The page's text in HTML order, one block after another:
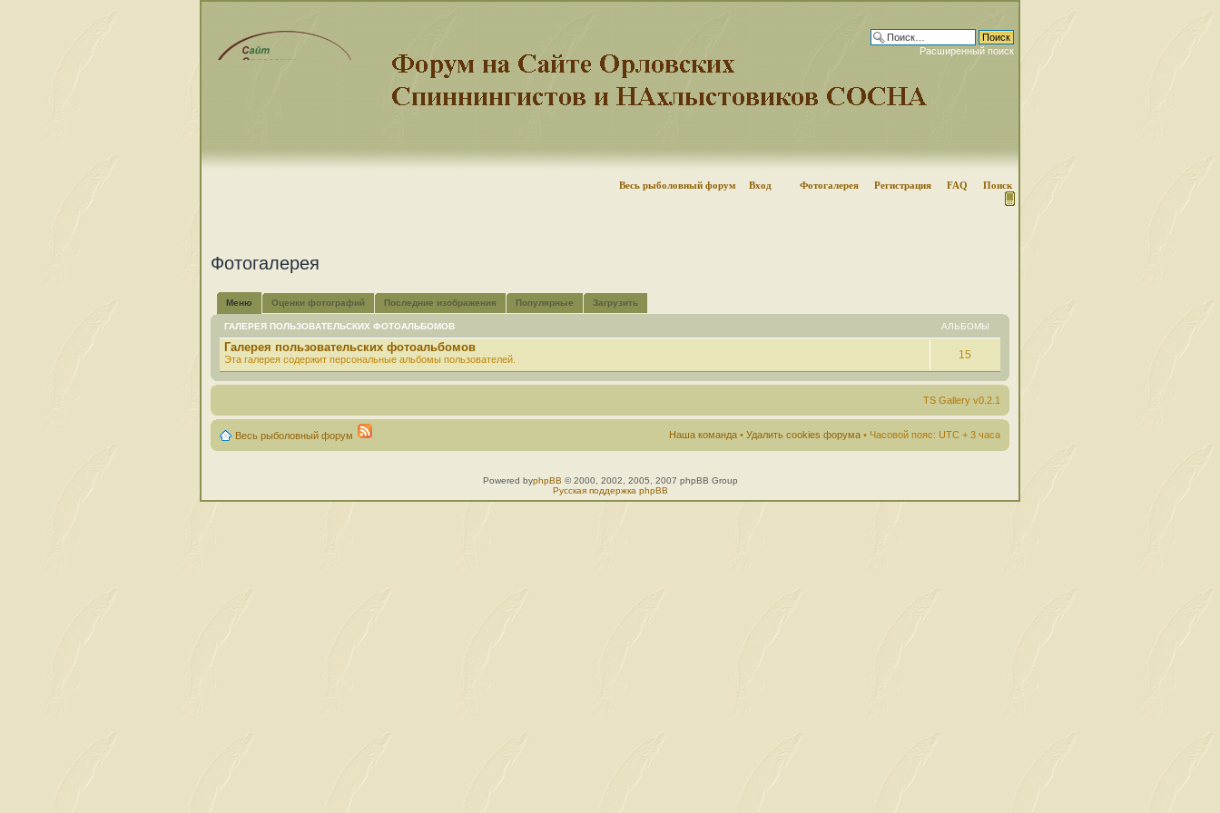
Расширенный поиск
Весь рыболовный форум Вход Фотогалерея Регистрация FAQ Поиск
Фотогалерея
Меню Оценки фотографий Последние изображения Популярные Загрузить
ГАЛЕРЕЯ ПОЛЬЗОВАТЕЛЬСКИХ ФОТОАЛЬБОМОВ АЛЬБОМЫ
Галерея пользовательских фотоальбомов
Эта галерея содержит персональные альбомы пользователей. 15
TS Gallery v0.2.1
Весь рыболовный форум Наша команда • Удалить cookies форума • Часовой пояс: UTC + 3 часа
Powered byphpBB © 2000, 2002, 2005, 2007 phpBB Group
Русская поддержка phpBB